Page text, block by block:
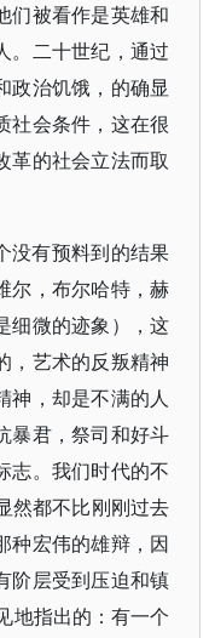
们被看作是英雄和
。二十世纪，通过
政治饥饿，的确显
社会条件，这在很
革的社会立法而取
没有预料到的结果
尔，布尔哈特，赫
细微的迹象），这
，艺术的反叛精神
神，却是不满的人
暴君，祭司和好斗
志。我们时代的不
然都不比刚刚过去
种宏伟的雄辩，因
阶层受到压迫和镇
地指出的：有一个